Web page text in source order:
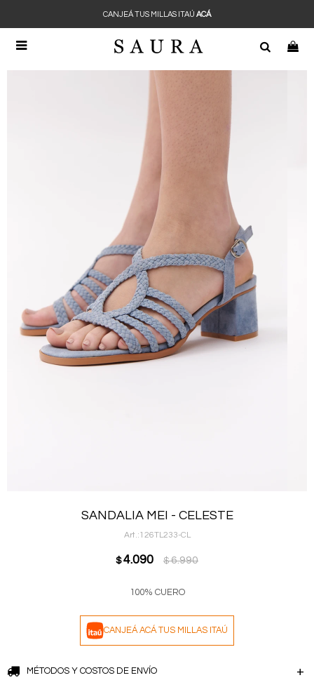

CANJEÁ TUS MILLAS ITAÚ ACÁ
SANDALIA MEI - CELESTE
126TL233-CL
$ 4.090 $ 6.990
100% CUERO
CANJEÁ ACÁ TUS MILLAS ITAÚ
MÉTODOS Y COSTOS DE ENVÍO